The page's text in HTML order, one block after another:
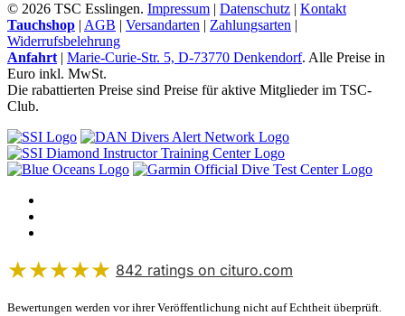
© 2026 TSC Esslingen. Impressum | Datenschutz | Kontakt
Tauchshop | AGB | Versandarten | Zahlungsarten |
Widerrufsbelehrung
Anfahrt | Marie-Curie-Str. 5, D-73770 Denkendorf. Alle Preise in
Euro inkl. MwSt.
Die rabattierten Preise sind Preise für aktive Mitglieder im TSC-
Club.
★★★★★
4.95 out of 5 from
842 ratings on cituro.com
Bewertungen werden vor ihrer Veröffentlichung nicht auf Echtheit überprüft.